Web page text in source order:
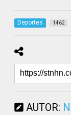
Deportes 1462
AUTOR: